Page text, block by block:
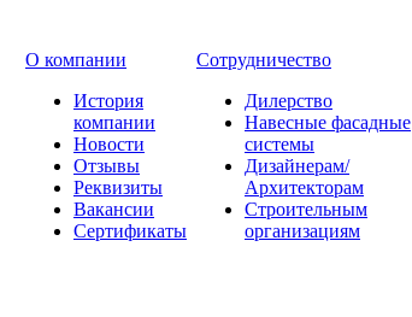
О компании
История
компании
Новости
Отзывы
Реквизиты
Вакансии
Сертификаты
Сотрудничество
Дилерство
Навесные фасадные
системы
Дизайнерам/
Архитекторам
Строительным
организациям